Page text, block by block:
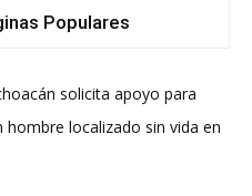
Populares
solicita apoyo para
hombre localizado sin vida en